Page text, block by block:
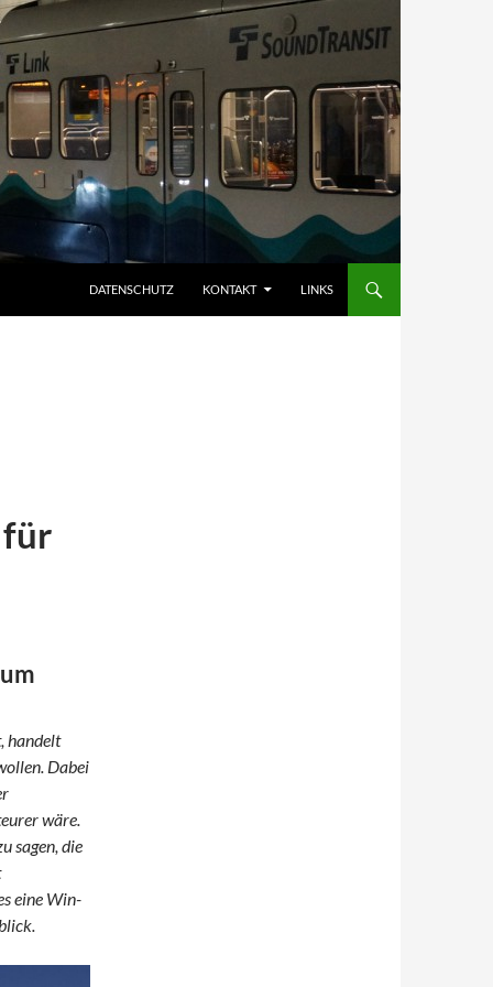
DATENSCHUTZ KONTAKT LINKS
für
handelt
Dabei
wäre.
sagen, die
eine Win-